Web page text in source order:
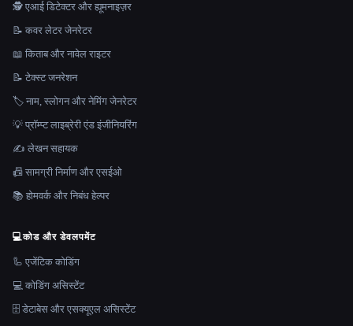
🕵️ एआई डिटेक्टर और ह्यूमनाइज़र
📝 कवर लेटर जेनरेटर
📖 किताब और नावेल राइटर
📝 टेक्स्ट जनरेशन
🏷️ नाम, स्लोगन और नेमिंग जेनरेटर
💡 प्रॉम्प्ट लाइब्रेरी एंड इंजीनियरिंग
✍️ लेखन सहायक
📠 सामग्री निर्माण और एसईओ
📚 होमवर्क और निबंध हेल्पर
💻कोड और डेवलपमेंट
🦾 एजेंटिक कोडिंग
💻 कोडिंग असिस्टेंट
🗄️ डेटाबेस और एसक्यूएल असिस्टेंट